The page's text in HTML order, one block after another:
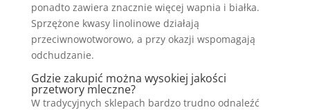
ponadto zawiera znacznie więcej wapnia i białka.
Sprzężone kwasy linolinowe działają
przeciwnowotworowo, a przy okazji wspomagają
odchudzanie.
Gdzie zakupić można wysokiej jakości
przetwory mleczne?
W tradycyjnych sklepach bardzo trudno odnaleźć